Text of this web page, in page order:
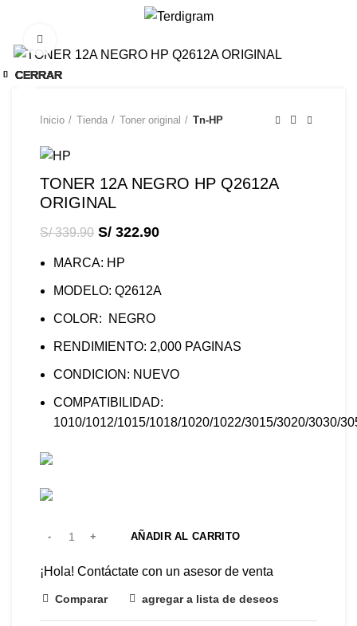
Inicio Tienda Toner original Tn-HP
TONER 12A NEGRO HP Q2612A
ORIGINAL
S/339.90 S/ 322.90
MARCA: HP
MODELO: Q2612A
COLOR: NEGRO
RENDIMIENTO: 2,000 PAGINAS
CONDICION: NUEVO
COMPATIBILIDAD:
1010/1012/1015/1018/1020/1022/3015/3020/3030/
AÑADIR AL CARRITO
¡Hola! Contáctate con un asesor de venta
Comparar agregar a lista de deseos
CERRAR
CERRAR
CERRAR
CERRAR
CERRAR
CERRAR
CERRAR
CERRAR
CERRAR